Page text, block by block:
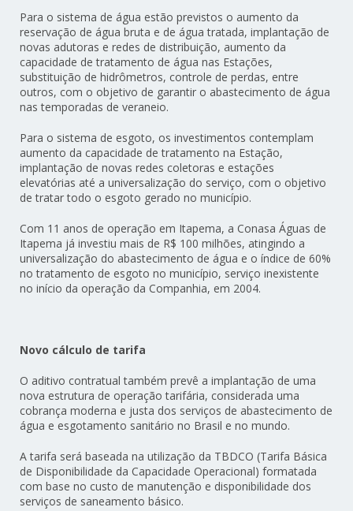
Para o sistema de água estão previstos o aumento da
reservação de água bruta e de água tratada, implantação de
novas adutoras e redes de distribuição, aumento da
capacidade de tratamento de água nas Estações,
substituição de hidrômetros, controle de perdas, entre
outros, com o objetivo de garantir o abastecimento de água
nas temporadas de veraneio.
Para o sistema de esgoto, os investimentos contemplam
aumento da capacidade de tratamento na Estação,
implantação de novas redes coletoras e estações
elevatórias até a universalização do serviço, com o objetivo
de tratar todo o esgoto gerado no município.
Com 11 anos de operação em Itapema, a Conasa Águas de
Itapema já investiu mais de R$ 100 milhões, atingindo a
universalização do abastecimento de água e o índice de 60%
no tratamento de esgoto no município, serviço inexistente
no início da operação da Companhia, em 2004.
Novo cálculo de tarifa
O aditivo contratual também prevê a implantação de uma
nova estrutura de operação tarifária, considerada uma
cobrança moderna e justa dos serviços de abastecimento de
água e esgotamento sanitário no Brasil e no mundo.
A tarifa será baseada na utilização da TBDCO (Tarifa Básica
de Disponibilidade da Capacidade Operacional) formatada
com base no custo de manutenção e disponibilidade dos
serviços de saneamento básico.